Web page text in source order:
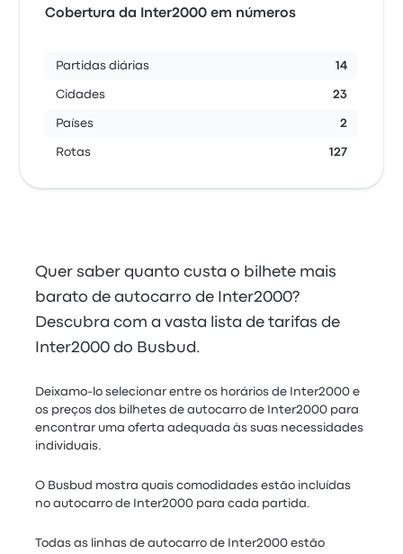
Cobertura da Inter2000 em números
Partidas diárias 14
Cidades 23
Países 2
Rotas 127
Quer saber quanto custa o bilhete mais
barato de autocarro de Inter2000?
Descubra com a vasta lista de tarifas de
Inter2000 do Busbud.
Deixamo-lo selecionar entre os horários de Inter2000 e
os preços dos bilhetes de autocarro de Inter2000 para
encontrar uma oferta adequada às suas necessidades
individuais.
O Busbud mostra quais comodidades estão incluídas
no autocarro de Inter2000 para cada partida.
Todas as linhas de autocarro de Inter2000 estão